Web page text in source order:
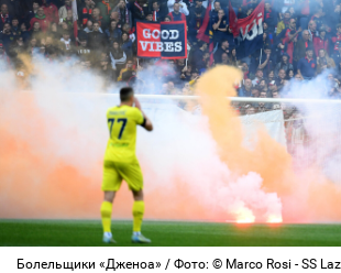
Болельщики «Дженоа» / Фото: © Marco Rosi - SS